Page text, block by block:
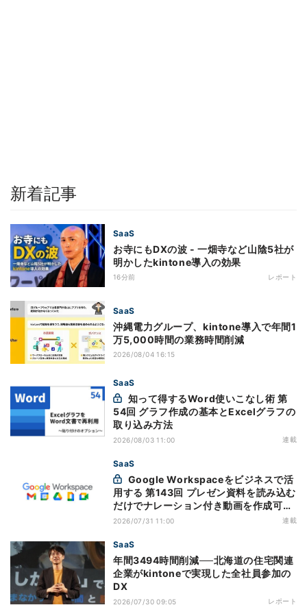
新着記事
SaaS
お寺にもDXの波 - 一畑寺など山陰5社が
明かしたkintone導入の効果
16分前 レポート
SaaS
沖縄電力グループ、kintone導入で年間1
万5,000時間の業務時間削減
2026/08/04 16:15
SaaS
54回 グラフ作成の基本とExcelグラフの
取り込み方法
2026/08/03 11:00 連載
SaaS
用する 第143回 プレゼン資料を読み込む
だけでナレーション付き動画を作成可能
になった「Google Vids」
2026/07/31 11:00 連載
SaaS
年間3494時間削減──北海道の住宅関連
企業がkintoneで実現した全社員参加の
DX
2026/07/30 09:05 レポート